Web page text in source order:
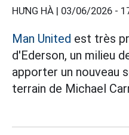
HƯNG HÀ | 03/06/2026 -
Man United est très
d'Ederson, un milieu
apporter un nouveau
terrain de Michael